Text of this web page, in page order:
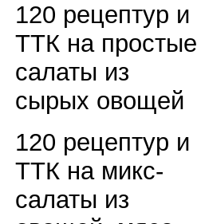
120 рецептур и
ТТК на простые
салаты из
сырых овощей
120 рецептур и
ТТК на микс-
салаты из